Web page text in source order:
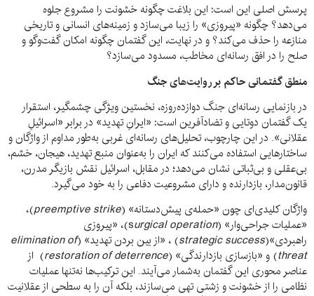
پرسش اصلی این است: این بلاغت چگونه خشونت را مشروع جلوه
می‌دهد؟ چگونه «پیروزی» را زیبا می‌سازد و زمینه‌های انسانی و تاریخی
منازعه را حذف می‌کند؟ و در نهایت، این گفتمان چگونه امکان گفت‌وگو و
صلح را در افق رسانه‌ای مخاطب، مسدود می‌سازد؟
منطق گفتمانی حاکم بر روایت‌های جنگ
در بازنمایی رسانه‌ای جنگ دوازده‌روزه، نخستین ویژگی چشمگیر، استقرار
یک گفتمان دوتایی و تضادآفرین است: «ایرانِ تهدید» در برابر «اسرائیلِ
عقلانی». در این چارچوب، تحلیل‌های رسانه‌ای غربی به‌طور مداوم از واژگان و
ساختارهایی استفاده می‌کنند که ایران را به‌عنوان منبع تهدید، هیجان، خشم،
بی‌عقلی و بی‌ثباتی نشان می‌دهد؛ در مقابل، اسرائیل نقش بازیگر مدرن،
قانون‌مدار، بازدارنده و دارای مشروعیت دفاعی را به خود می‌گیرد.
واژگان کلیدی‌ای چون «حمله‌ی پیش‌دستانه» (preemptive strike)،
«عملیات جراحی‌وار» (surgical operation )، «پیروزی
راهبردی»(strategic success) ، «از بین بردن تهدید» (elimination of
threat) و «بازسازی بازدارندگی» (restoration of deterrence) از
عناصر محوری این گفتمان به‌شمار می‌آیند. این ترکیب‌ها نه‌تنها عملیات
نظامی را از خشونت و زشتی تهی می‌سازند، بلکه آن را به سطحی از عقلانیت